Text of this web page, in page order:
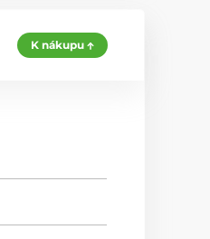
K nákupu